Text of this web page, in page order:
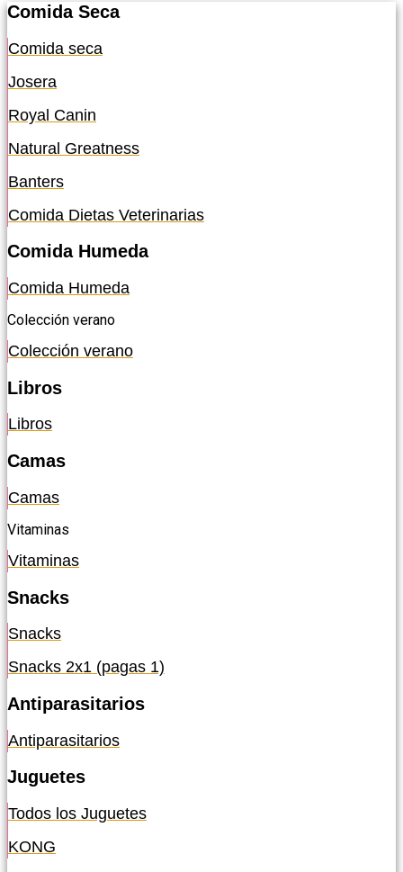
Comida Seca
Comida seca
Josera
Royal Canin
Natural Greatness
Banters
Comida Dietas Veterinarias
Comida Humeda
Comida Humeda
Colección verano
Colección verano
Libros
Libros
Camas
Camas
Vitaminas
Vitaminas
Snacks
Snacks
Snacks 2x1 (pagas 1)
Antiparasitarios
Antiparasitarios
Juguetes
Todos los Juguetes
KONG